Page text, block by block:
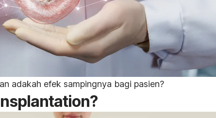
adakah efek sampingnya bagi pasien?
?